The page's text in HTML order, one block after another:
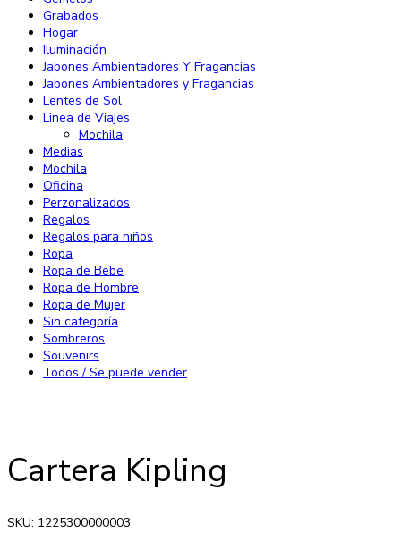
Grabados
Hogar
Iluminación
Jabones Ambientadores Y Fragancias
Jabones Ambientadores y Fragancias
Lentes de Sol
Linea de Viajes
Mochila
Medias
Mochila
Oficina
Perzonalizados
Regalos
Regalos para niños
Ropa
Ropa de Bebe
Ropa de Hombre
Ropa de Mujer
Sin categoría
Sombreros
Souvenirs
Todos / Se puede vender
Cartera Kipling
SKU: 1225300000003